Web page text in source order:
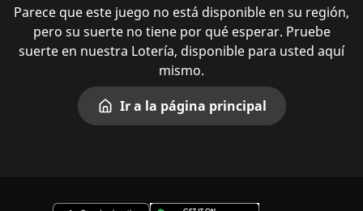
Parece que este juego no está disponible en su región,
pero su suerte no tiene por qué esperar. Pruebe
suerte en nuestra Lotería, disponible para usted aquí
mismo.
Ir a la página principal